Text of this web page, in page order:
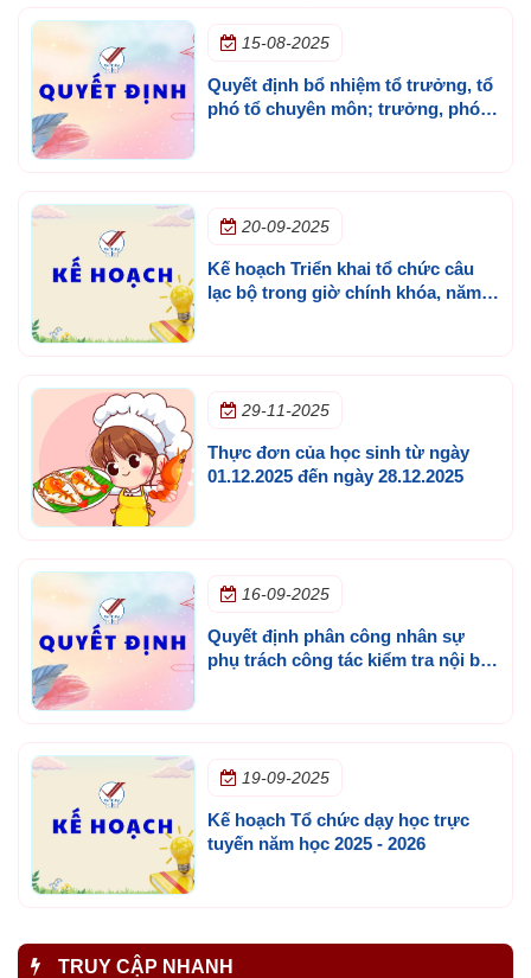
15-08-2025
Quyết định bổ nhiệm tổ trưởng, tổ
phó tổ chuyên môn; trưởng, phó
20-09-2025
Kế hoạch Triển khai tổ chức câu
lạc bộ trong giờ chính khóa, năm
29-11-2025
Thực đơn của học sinh từ ngày
01.12.2025 đến ngày 28.12.2025
16-09-2025
Quyết định phân công nhân sự
phụ trách công tác kiểm tra nội bộ,
19-09-2025
Kế hoạch Tổ chức dạy học trực
tuyến năm học 2025 - 2026
TRUY CẬP NHANH